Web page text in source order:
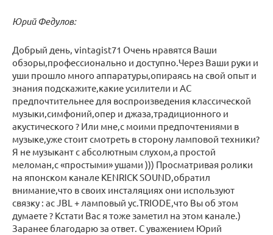
Юрий Федулов:
Добрый день, vintagist71 Очень нравятся Ваши
обзоры,профессионально и доступно.Через Ваши руки и
уши прошло много аппаратуры,опираясь на свой опыт и
знания подскажите,какие усилители и АС
предпочтительнее для воспроизведения классической
музыки,симфоний,опер и джаза,традиционного и
акустического ? Или мне,с моими предпочтениями в
музыке,уже стоит смотреть в сторону ламповой техники?
Я не музыкант с абсолютным слухом,а простой
меломан,с «простыми» ушами ))) Просматривая ролики
на японском канале KENRICK SOUND,обратил
внимание,что в своих инсталяциях они используют
связку : ас JBL + ламповый ус.TRIODE,что Вы об этом
думаете ? Кстати Вас я тоже заметил на этом канале.)
Заранее благодарю за ответ. С уважением Юрий